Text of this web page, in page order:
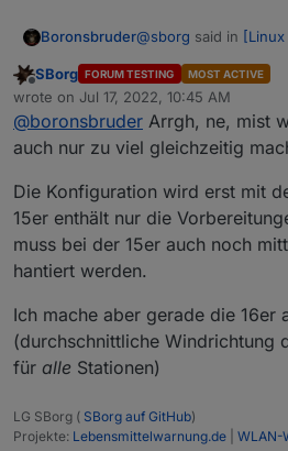
Boronsbruder@sborg said in
Müssen auch
eingetragen sein.
Wo müssen die Daten
#ioBroker-IP
Aha, muss ich wohl
Offline
SBorg FORUM TESTING MOST ACTIVE
wrote on Jul 17, 2022, 10:45 AM
last edited by
@boronsbruder Arrgh, ne, mist
auch nur zu viel gleichzeitig
Die Konfiguration wird erst mit
15er enthält nur die
muss bei der 15er auch noch
hantiert werden.
Ich mache aber gerade die 16er
(durchschnittliche Windrichtung
für alle Stationen)
LG SBorg ( SBorg auf GitHub)
Projekte: Lebensmittelwarnung.de WLAN-